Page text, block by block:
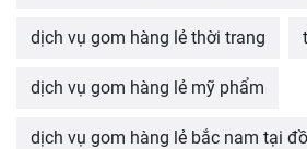
dịch vụ gom hàng lẻ thời trang
dịch vụ gom hàng lẻ mỹ phẩm
dịch vụ gom hàng lẻ bắc nam tại